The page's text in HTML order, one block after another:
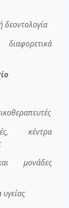
δεοντολογία
κέντρα
μονάδες